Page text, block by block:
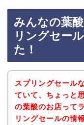
みんなの葉
リングセー
た！
スプリングセール
ていて、ちょっと
の葉酸のお店って
リングセールの情